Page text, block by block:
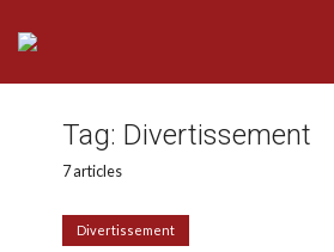
Tag: Divertissement
7 articles
Divertissement